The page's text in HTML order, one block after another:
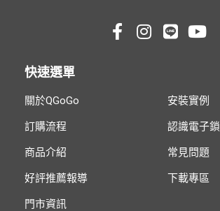
快速選單
關於QGoGo
訂購流程
商品介紹
好評推薦報導
門市資訊
安裝實例
認識電子鎖
常見問題
下載專區